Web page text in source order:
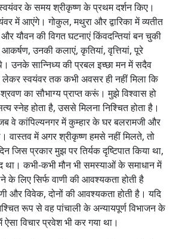
के समय श्रीकृष्ण के प्रथम दर्शन किए।
में आएंगे। गोकुल, मथुरा और द्वारिका में व्यतीत
यौवन की विगत घटनाएं किंवदन्तियां बन चुकी
उनकी कलाएं, कृतियां, वृत्तियां, पूरे
थे। उनके सान्निध्य की प्रबल इच्छा मन में सदैव
स्वयंवर तक कभी अवसर ही नहीं मिला कि
का सौभाग्य प्राप्त करूं। मुझे विश्वास हो
स्नेह होता है, उससे मिलना निश्चित होता है।
वे कांपिल्यनगर में कुम्हार के घर बलरामजी और
वास्तव में अगर श्रीकृष्ण हमसे नहीं मिलते, तो
जिस प्रकार मुझ पर तिर्यक दृष्टिपात किया था,
था। कभी-कभी मौन भी समस्याओं के समाधान में
के लिए सिर्फ वाणी की आवश्यकता होती है
और विवेक, दोनों की आवश्यकता होती है। यदि
रूप से वह पांचाली के अन्यायपूर्ण विभाजन के
ऐसा विचार प्रवेश भी कर गया था।